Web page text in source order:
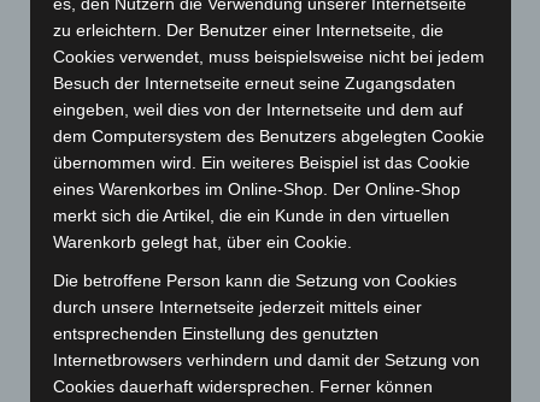
April 2024(102)
März 2024
Februar 2024 (103)
Januar 2024(111)
Dezember 2023
(130)
November 2023(130)
Oktober 2023(114)
August 2023
(134)
Juli 2023(118)
Juni 2023(142)
es, den Nutzern die Verwendung unserer Internetseite
zu erleichtern. Der Benutzer einer Internetseite, die
Cookies verwendet, muss beispielsweise nicht bei jedem
Besuch der Internetseite erneut seine Zugangsdaten
eingeben, weil dies von der Internetseite und dem auf
dem Computersystem des Benutzers abgelegten Cookie
übernommen wird. Ein weiteres Beispiel ist das Cookie
eines Warenkorbes im Online-Shop. Der Online-Shop
merkt sich die Artikel, die ein Kunde in den virtuellen
Warenkorb gelegt hat, über ein Cookie.
Die betroffene Person kann die Setzung von Cookies
durch unsere Internetseite jederzeit mittels einer
entsprechenden Einstellung des genutzten
Internetbrowsers verhindern und damit der Setzung von
Cookies dauerhaft widersprechen. Ferner können